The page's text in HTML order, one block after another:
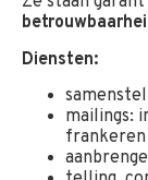
Diensten:
mailings:
frankeren